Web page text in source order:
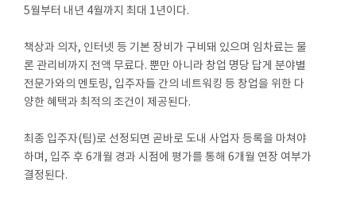
5월부터 내년 4월까지 최대 1년이다.
책상과 의자, 인터넷 등 기본 장비가 구비돼 있으며 임차료는 물
론 관리비까지 전액 무료다. 뿐만 아니라 창업 명당 답게 분야별
전문가와의 멘토링, 입주자들 간의 네트워킹 등 창업을 위한 다
양한 혜택과 최적의 조건이 제공된다.
최종 입주자(팀)로 선정되면 곧바로 도내 사업자 등록을 마쳐야
하며, 입주 후 6개월 경과 시점에 평가를 통해 6개월 연장 여부가
결정된다.